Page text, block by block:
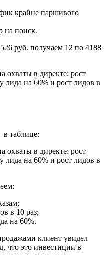
крайне паршивого
поиск.
руб. получаем 12 по 4188
таблице:
в 10 раз;
на 60%.
клиент увидел
что это инвестиции в